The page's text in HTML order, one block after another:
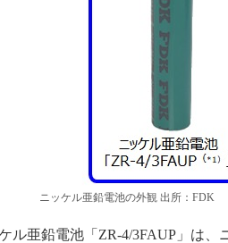
ニッケル亜鉛電池の外観 出所：FDK
ル亜鉛電池「ZR-4/3FAUP」は、